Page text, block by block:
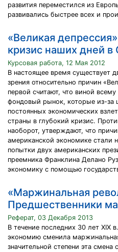
развития переместился из
развивались быстрее всех и
«Великая
кризис наших дней
Курсовая работа, 12 Мая 2012
В настоящее время существует
зрения относительно причин
первой считают, что виной
фондовый рынок, которые из-за
постоянных экономических
страны в глубокий кризис.
наоборот, утверждают, что
американской экономике стали
попытки двух американских
преемника Франклина Делано
экономику с помощью
«Маржинальная
Предшественники
Реферат, 03 Декабря 2013
В течение последних 30 лет XIX
экономию сменила
значительной степени эта